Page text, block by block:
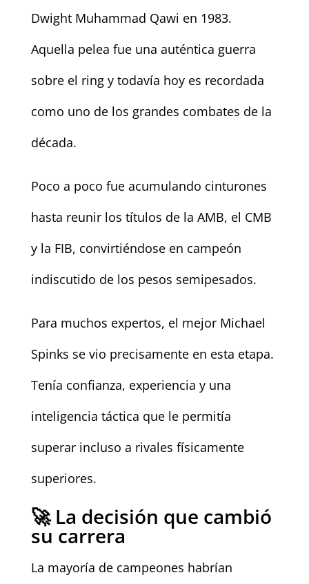
Dwight Muhammad Qawi en 1983.
Aquella pelea fue una auténtica guerra
sobre el ring y todavía hoy es recordada
como uno de los grandes combates de la
década.
Poco a poco fue acumulando cinturones
hasta reunir los títulos de la AMB, el CMB
y la FIB, convirtiéndose en campeón
indiscutido de los pesos semipesados.
Para muchos expertos, el mejor Michael
Spinks se vio precisamente en esta etapa.
Tenía confianza, experiencia y una
inteligencia táctica que le permitía
superar incluso a rivales físicamente
superiores.
🚀 La decisión que cambió
su carrera
La mayoría de campeones habrían